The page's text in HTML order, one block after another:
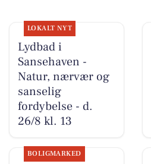
LOKALT NYT
Lydbad i
Sansehaven -
Natur, nærvær og
sanselig
fordybelse - d.
26/8 kl. 13
BOLIGMARKED